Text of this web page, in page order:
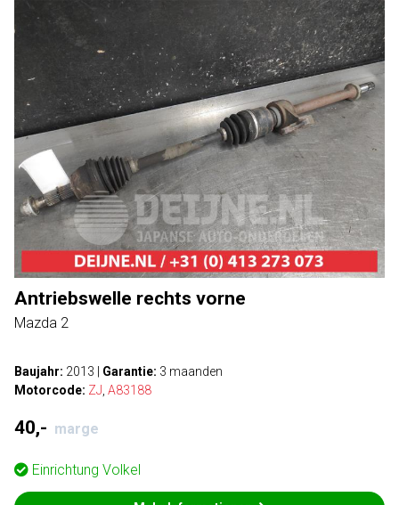
Antriebswelle rechts vorne
Mazda 2
Baujahr: 2013 Garantie: 3 maanden
Motorcode: ZJ A83188
40,- marge
Einrichtung Volkel